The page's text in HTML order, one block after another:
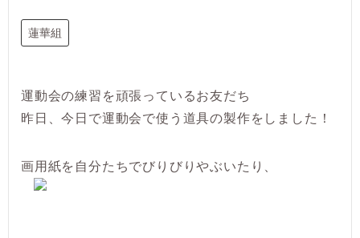
蓮華組
運動会の練習を頑張っているお友だち
昨日、今日で運動会で使う道具の製作をしました！
画用紙を自分たちでびりびりやぶいたり、